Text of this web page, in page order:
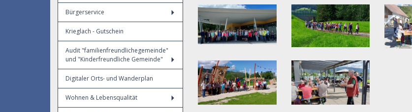
Bürgerservice
Krieglach - Gutschein
Audit "familienfreundlichegemeinde"
und "Kinderfreundliche Gemeinde"
Digitaler Orts- und Wanderplan
Wohnen & Lebensqualität